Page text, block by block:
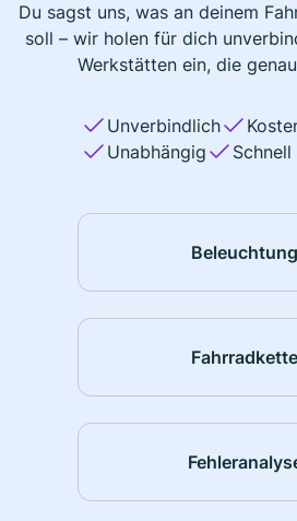
Du sagst uns, was an deinem
soll – wir holen für dich
Werkstätten ein, die
Unverbindlich
Unabhängig
Schnell
Beleuchtung
Fahrradkette